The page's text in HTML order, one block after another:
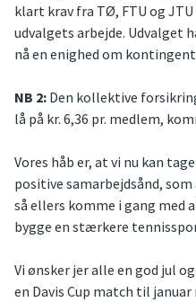
klart krav fra TØ, FTU og
udvalgets arbejde. Udvalget
nå en enighed om
NB 2: Den kollektive
lå på kr. 6,36 pr. medlem,
Vores håb er, at vi nu kan
positive samarbejdsånd,
så ellers komme i gang med
bygge en stærkere
Vi ønsker jer alle en god jul
en Davis Cup match til